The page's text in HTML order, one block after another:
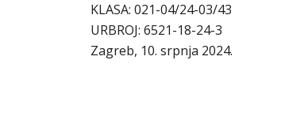
KLASA: 021-04/24-03/43
URBROJ: 6521-18-24-3
Zagreb, 10. srpnja 2024.